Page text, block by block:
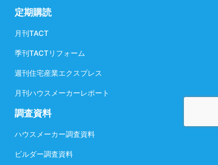
定期購読
月刊TACT
季刊TACTリフォーム
週刊住宅産業エクスプレス
月刊ハウスメーカーレポート
調査資料
ハウスメーカー調査資料
ビルダー調査資料